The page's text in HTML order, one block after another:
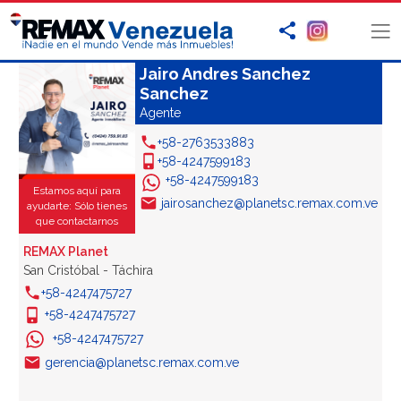
Estamos aquí para
ayudarte: Sólo tienes
que contactarnos
Jairo Andres Sanchez
Sanchez
Agente
+58-2763533883
+58-4247599183
+58-4247599183
jairosanchez@planetsc.remax.com.ve
REMAX Planet
San Cristóbal - Táchira
+58-4247475727
+58-4247475727
+58-4247475727
gerencia@planetsc.remax.com.ve